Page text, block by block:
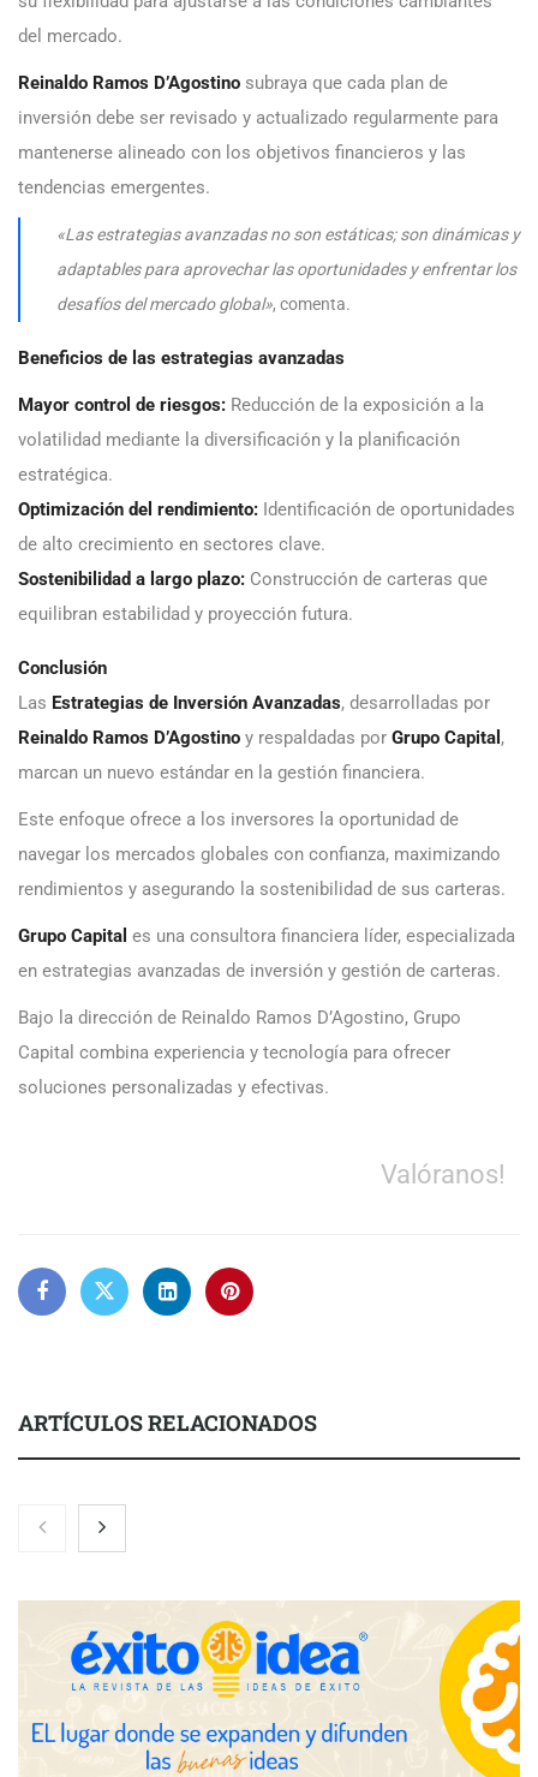
del mercado.
Reinaldo Ramos D’Agostino subraya que cada plan de
inversión debe ser revisado y actualizado regularmente para
mantenerse alineado con los objetivos financieros y las
tendencias emergentes.
«Las estrategias avanzadas no son estáticas; son dinámicas y
adaptables para aprovechar las oportunidades y enfrentar los
desafíos del mercado global», comenta.
Beneficios de las estrategias avanzadas
Mayor control de riesgos: Reducción de la exposición a la
volatilidad mediante la diversificación y la planificación
estratégica.
Optimización del rendimiento: Identificación de oportunidades
de alto crecimiento en sectores clave.
Sostenibilidad a largo plazo: Construcción de carteras que
equilibran estabilidad y proyección futura.
Conclusión
Las Estrategias de Inversión Avanzadas, desarrolladas por
Reinaldo Ramos D’Agostino y respaldadas por Grupo Capital ,
marcan un nuevo estándar en la gestión financiera.
Este enfoque ofrece a los inversores la oportunidad de
navegar los mercados globales con confianza, maximizando
rendimientos y asegurando la sostenibilidad de sus carteras.
Grupo Capital es una consultora financiera líder, especializada
en estrategias avanzadas de inversión y gestión de carteras.
Bajo la dirección de Reinaldo Ramos D’Agostino, Grupo
Capital combina experiencia y tecnología para ofrecer
soluciones personalizadas y efectivas.
Valóranos!
ARTÍCULOS RELACIONADOS
Gestoría Online reduce a unas horas el alta de autónomo